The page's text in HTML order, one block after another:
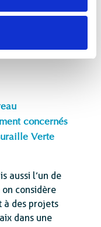
eux, mènent
ils ont déjà
concernés
Verte
aussi l’un de
considère
à des projets
dans une